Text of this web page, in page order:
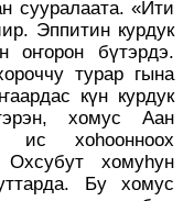
сууралаата. «Ити
Эппитин курдук
оҥорон бүтэрдэ.
турар гына
күн курдук
хомус Аан
ис хоһоонноох
хомуһун
Бу хомус